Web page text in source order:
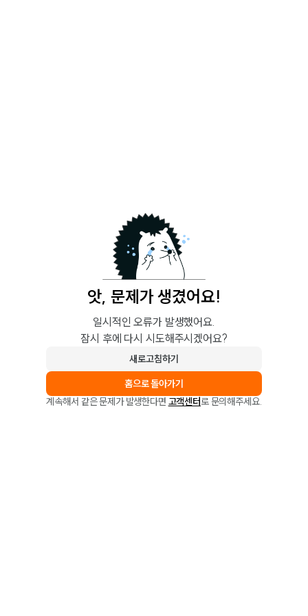
앗, 문제가 생겼어요!
일시적인 오류가 발생했어요.
잠시 후에 다시 시도해주시겠어요?
새로고침하기
홈으로 돌아가기
계속해서 같은 문제가 발생한다면 고객센터로 문의해주세요.